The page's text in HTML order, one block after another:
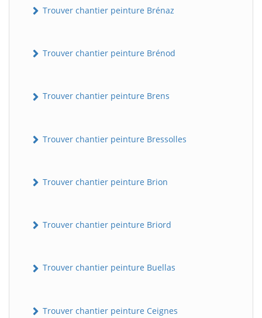
Trouver chantier peinture Brénaz
Trouver chantier peinture Brénod
Trouver chantier peinture Brens
Trouver chantier peinture Bressolles
Trouver chantier peinture Brion
Trouver chantier peinture Briord
Trouver chantier peinture Buellas
Trouver chantier peinture Ceignes